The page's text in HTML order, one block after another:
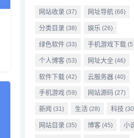
网站收录(37) 网址导航(66)
分类目录(38) 娱乐 (26)
绿色软件(33) 手机游戏下载
个人博客(53) 网址大全(46)
软件下载(42) 云服务器(40)
手机游戏(59) 网站源码 (27)
新闻 (31) 生活(28) 科技
网站目录(35) 博客(45) 小